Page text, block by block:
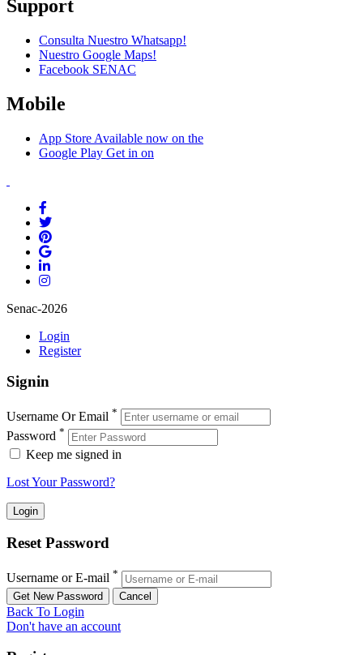
Support
Consulta Nuestro Whatsapp!
Nuestro Google Maps!
Facebook SENAC
Mobile
App Store Available now on the
Google Play Get in on
Senac-2026
Login
Register
Signin
Username Or Email *
Password *
Keep me signed in
Lost Your Password?
Reset Password
Username or E-mail *
Back To Login
Don't have an account